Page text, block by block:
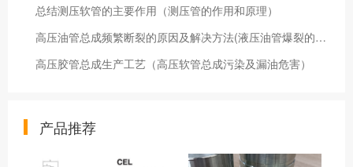
总结测压软管的主要作用（测压管的作用和原理）
高压油管总成频繁断裂的原因及解决方法(液压油管爆裂的原因)
高压胶管总成生产工艺（高压软管总成污染及漏油危害）
产品推荐